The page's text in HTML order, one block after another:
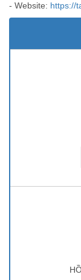
- Website: https://